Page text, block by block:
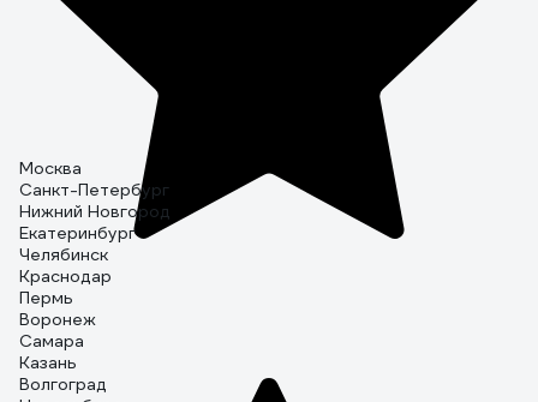
Москва
Санкт-Петербург
Нижний Новгород
Екатеринбург
Челябинск
Краснодар
Пермь
Воронеж
Самара
Казань
Волгоград